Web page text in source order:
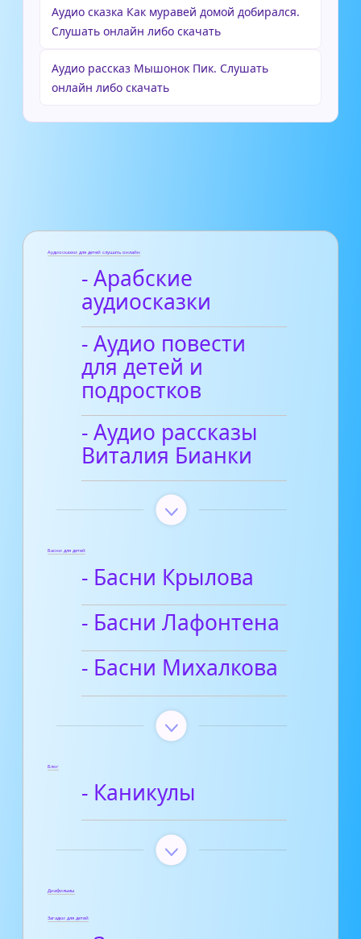
Аудио сказка Как муравей домой добирался.
Слушать онлайн либо скачать
Аудио рассказ Мышонок Пик. Слушать
онлайн либо скачать
Аудиосказки для детей слушать онлайн
- Арабские
аудиосказки
- Аудио повести
для детей и
подростков
- Аудио рассказы
Виталия Бианки
Басни для детей
- Басни Крылова
- Басни Лафонтена
- Басни Михалкова
Блог
- Каникулы
Диафильмы
Загадки для детей